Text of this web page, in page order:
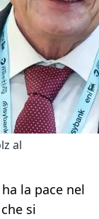
al
la pace nel
si